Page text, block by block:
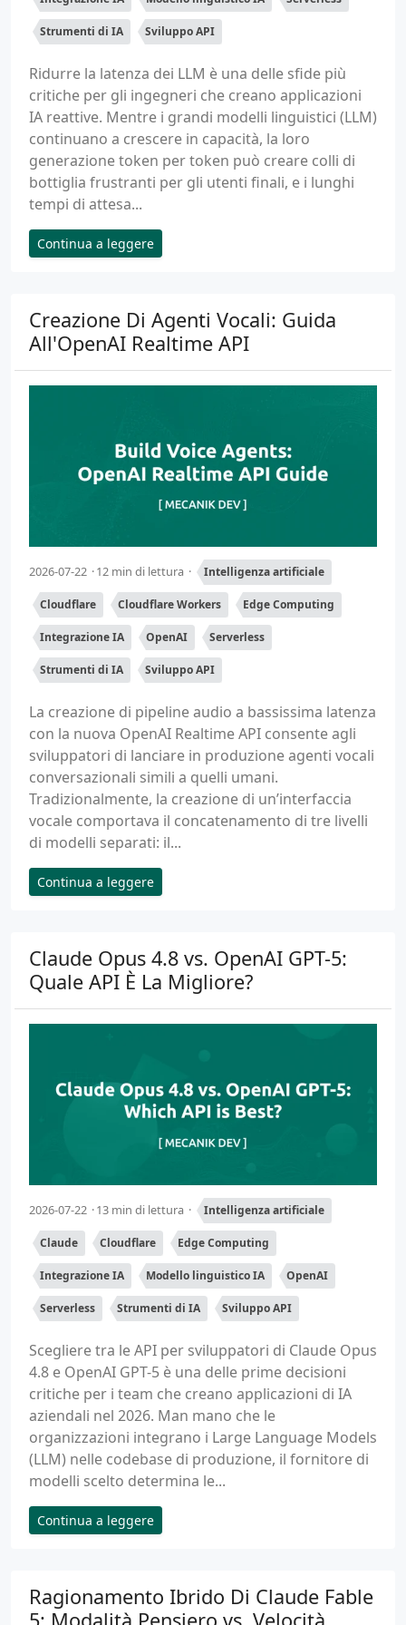
Strumenti di IA Sviluppo API
Ridurre la latenza dei LLM è una delle sfide più
critiche per gli ingegneri che creano applicazioni
IA reattive. Mentre i grandi modelli linguistici (LLM)
continuano a crescere in capacità, la loro
generazione token per token può creare colli di
bottiglia frustranti per gli utenti finali, e i lunghi
tempi di attesa...
Continua a leggere
Creazione Di Agenti Vocali: Guida
All'OpenAI Realtime API
2026-07-22 12 min di lettura Intelligenza artificiale
Cloudflare Cloudflare Workers Edge Computing
Integrazione IA OpenAI Serverless
Strumenti di IA Sviluppo API
La creazione di pipeline audio a bassissima latenza
con la nuova OpenAI Realtime API consente agli
sviluppatori di lanciare in produzione agenti vocali
conversazionali simili a quelli umani.
Tradizionalmente, la creazione di un’interfaccia
vocale comportava il concatenamento di tre livelli
di modelli separati: il...
Continua a leggere
Claude Opus 4.8 vs. OpenAI GPT-5:
Quale API È La Migliore?
2026-07-22 13 min di lettura Intelligenza artificiale
Claude Cloudflare Edge Computing
Integrazione IA Modello linguistico IA OpenAI
Serverless Strumenti di IA Sviluppo API
Scegliere tra le API per sviluppatori di Claude Opus
4.8 e OpenAI GPT-5 è una delle prime decisioni
critiche per i team che creano applicazioni di IA
aziendali nel 2026. Man mano che le
organizzazioni integrano i Large Language Models
(LLM) nelle codebase di produzione, il fornitore di
modelli scelto determina le...
Continua a leggere
Ragionamento Ibrido Di Claude Fable